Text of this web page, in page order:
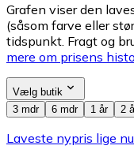
Grafen viser den
(såsom farve eller
tidspunkt. Fragt og
mere om prisens
Vælg butik
3 mdr
6 mdr 1 år 2
Laveste nypris lige nu